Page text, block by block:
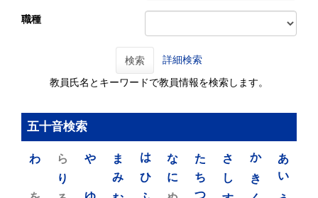
職種
検索 詳細検索
教員氏名とキーワードで教員情報を検索します。
五十音検索
あ
い
う
か
き
く
さ
し
す
た
ち
つ
な
に
ぬ
は
ひ
ふ
ま
み
む
や
ゆ
ら
り
る
わ
を